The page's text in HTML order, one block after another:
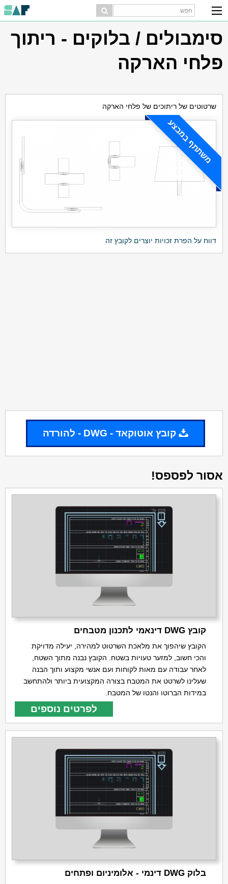
סימבולים / בלוקים - ריתוך
פלחי הארקה
שרטוטים של ריתוכים של פלחי הארקה
משתתף במבצע
דווח על הפרת זכויות יוצרים לקובץ זה
קובץ אוטוקאד - DWG - להורדה
אסור לפספס!
קובץ DWG דינאמי לתכנון מטבחים
הקובץ שיהפוך את מלאכת השרטוט למהירה, יעילה מדויקת
והכי חשוב, למזער טעויות בשטח. הקובץ נבנה מתוך השטח,
לאחר עבודה עם מאות לקוחות ועם אנשי מקצוע ותוך הבנה
שעלינו לשרטט את המטבח בצורה המקצועית ביותר ולהתחשב
במידות הברוטו והנטו של המטבח.
לפרטים נוספים
בלוק DWG דינמי - אלומיניום ופתחים